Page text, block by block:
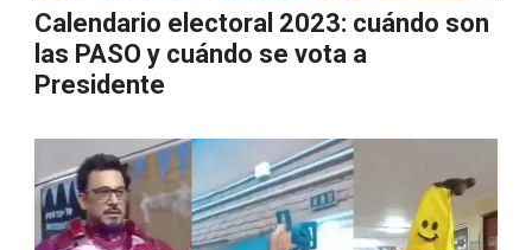
Calendario electoral 2023: cuándo son
las PASO y cuándo se vota a
Presidente